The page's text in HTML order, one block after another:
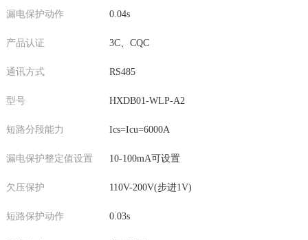
漏电保护动作 0.04s
产品认证 3C、CQC
通讯方式 RS485
型号 HXDB01-WLP-A2
短路分段能力 Ics=Icu=6000A
漏电保护整定值设置 10-100mA可设置
欠压保护 110V-200V(步进1V)
短路保护动作 0.03s